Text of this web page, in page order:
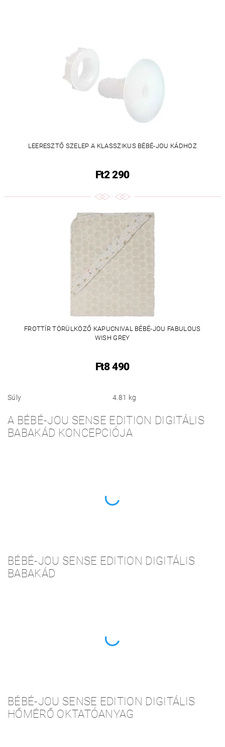
LEERESZTŐ SZELEP A KLASSZIKUS BÉBÉ-JOU KÁDHOZ
Ft2 290
FROTTÍR TÖRÜLKÖZŐ KAPUCNIVAL BÉBÉ-JOU FABULOUS
WISH GREY
Ft8 490
Súly 4.81 kg
A BÉBÉ-JOU SENSE EDITION DIGITÁLIS
BABAKÁD KONCEPCIÓJA
BÉBÉ-JOU SENSE EDITION DIGITÁLIS
BABAKÁD
BÉBÉ-JOU SENSE EDITION DIGITÁLIS
HŐMÉRŐ OKTATÓANYAG